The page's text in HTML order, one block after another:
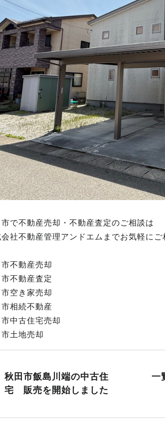
で不動産売却・不動産査定のご相談は
社不動産管理アンドエムまでお気軽にご
不動産売却
不動産査定
空き家売却
相続不動産
中古住宅売却
土地売却
秋田市飯島川端の中古住
宅 販売を開始しました
一